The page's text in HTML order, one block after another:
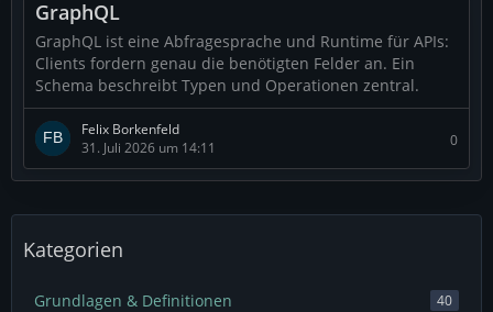
GraphQL
GraphQL ist eine Abfragesprache und Runtime für APIs:
Clients fordern genau die benötigten Felder an. Ein
Schema beschreibt Typen und Operationen zentral.
Felix Borkenfeld
31. Juli 2026 um 14:11
0
Kategorien
Grundlagen & Definitionen 40